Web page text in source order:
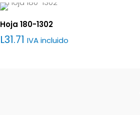
Hoja 180-1302
L31.71 IVA incluido